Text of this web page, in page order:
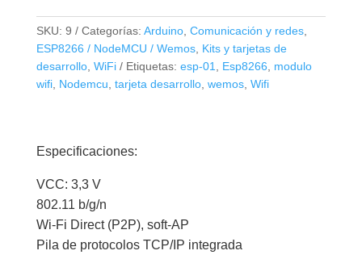
Arduino
Sin
Antena
SKU: 9 Categorías: Arduino, Comunicación y redes,
ESP8266 / NodeMCU / Wemos, Kits y tarjetas de
desarrollo, WiFi Etiquetas: esp-01, Esp8266, modulo
wifi, Nodemcu, tarjeta desarrollo, wemos, Wifi
Especificaciones:
VCC: 3,3 V
802.11 b/g/n
Wi-Fi Direct (P2P), soft-AP
Pila de protocolos TCP/IP integrada